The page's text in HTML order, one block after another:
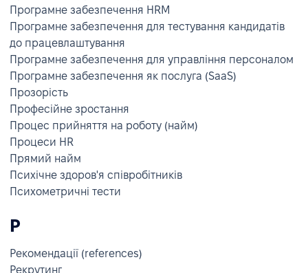
Програмне забезпечення HRM
Програмне забезпечення для тестування кандидатів
до працевлаштування
Програмне забезпечення для управління персоналом
Програмне забезпечення як послуга (SaaS)
Прозорість
Професійне зростання
Процес прийняття на роботу (найм)
Процеси HR
Прямий найм
Психічне здоров'я співробітників
Психометричні тести
Р
Рекомендації (references)
Рекрутинг